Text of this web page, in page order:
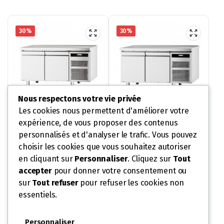
812,00 €.
068,40 €.
30%
TABLE À CHOCOLAT
EVOLUTION PROF 800 – 2
PORTES PLEINES – SANS
DESSUS – POSITIVE
+4°/+18°C
5 714,00€
Le
prix
initial
était :
3 999,80 €
Le
prix
actuel
est :
AJOUTER AU
PANIER
UGS : TCS82P
30%
TABLE À CHOCOLAT
EVOLUTION PROF 800 – 2
PORTES PLEINES – SANS
DOSSERET – POSITIVE
+4°/+18°C
6 481,00€
Le
prix
initial
4 536,70€
Le
prix
actuel
AJOUTER AU
PANIER
UGS : TCP82P
Nous respectons votre vie privée
Les cookies nous permettent d'améliorer votre
expérience, de vous proposer des contenus
personnalisés et d'analyser le trafic. Vous pouvez
choisir les cookies que vous souhaitez autoriser
en cliquant sur Personnaliser. Cliquez sur Tout
accepterpour donner votre consentement ou
sur Tout refuserpour refuser les cookies non
essentiels.
Personnaliser